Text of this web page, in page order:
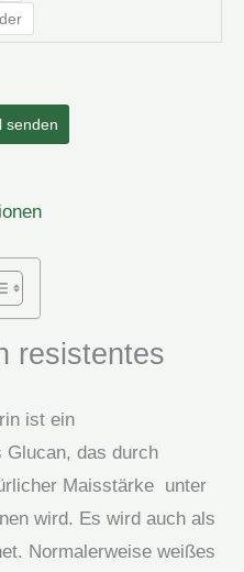
senden
resistentes
ist ein
Glucan, das durch
Maisstärke unter
wird. Es wird auch als
Normalerweise weißes